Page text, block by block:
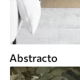
Abstracto